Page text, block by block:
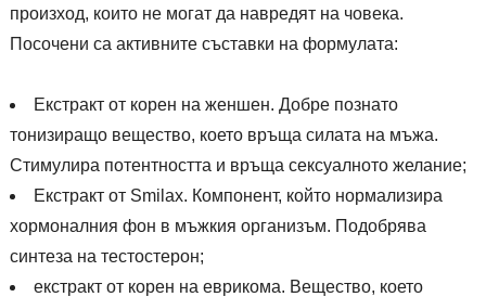
произход, които не могат да навредят на човека.
Посочени са активните съставки на формулата:
Екстракт от корен на женшен. Добре познато
тонизиращо вещество, което връща силата на мъжа.
Стимулира потентността и връща сексуалното желание;
Екстракт от Smilax. Компонент, който нормализира
хормоналния фон в мъжкия организъм. Подобрява
синтеза на тестостерон;
екстракт от корен на еврикома. Вещество, което